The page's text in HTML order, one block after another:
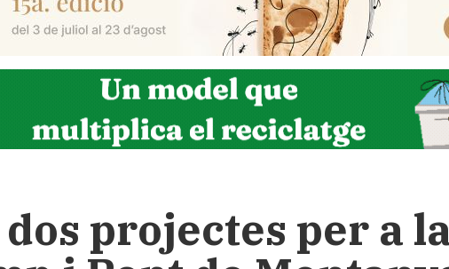
projectes per a